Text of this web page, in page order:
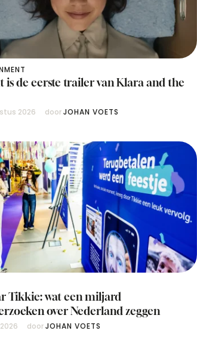
is de eerste trailer van Klara and the
2026 door JOHAN VOETS
Tikkie: wat een miljard
over Nederland zeggen
door JOHAN VOETS